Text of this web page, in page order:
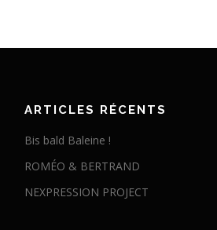
ARTICLES RÉCENTS
Bis bald Baleine !
ROMÉO & BERTRAND
NEXPRESSION PROJECT